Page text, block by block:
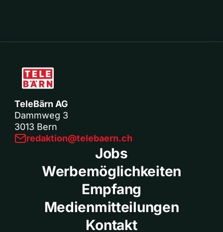
TeleBärn AG
Dammweg 3
3013 Bern
redaktion@telebaern.ch
Jobs
Werbemöglichkeiten
Empfang
Medienmitteilungen
Kontakt